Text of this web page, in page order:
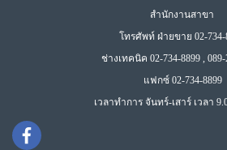
สำนักงานสาขา
โทรศัพท์ ฝ่ายขาย 02-734-
ช่างเทคนิค 02-734-8899 , 089-
แฟกซ์ 02-734-8899
เวลาทำการ จันทร์-เสาร์ เวลา